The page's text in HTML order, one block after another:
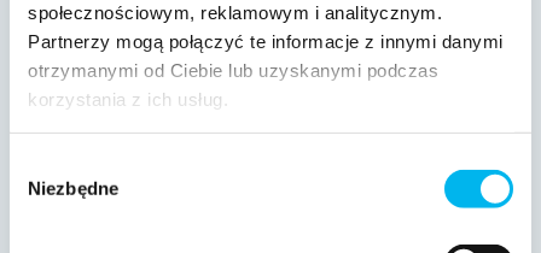
społecznościowym, reklamowym i analitycznym.
Partnerzy mogą połączyć te informacje z innymi danymi
otrzymanymi od Ciebie lub uzyskanymi podczas
korzystania z ich usług.
zgody
Niezbędne
Źródło danych
Gotowy raport
syndykatowy, panel
farmaceutów (N=100)
ACRA na
Co dostajesz
Mapę kategorii:
z